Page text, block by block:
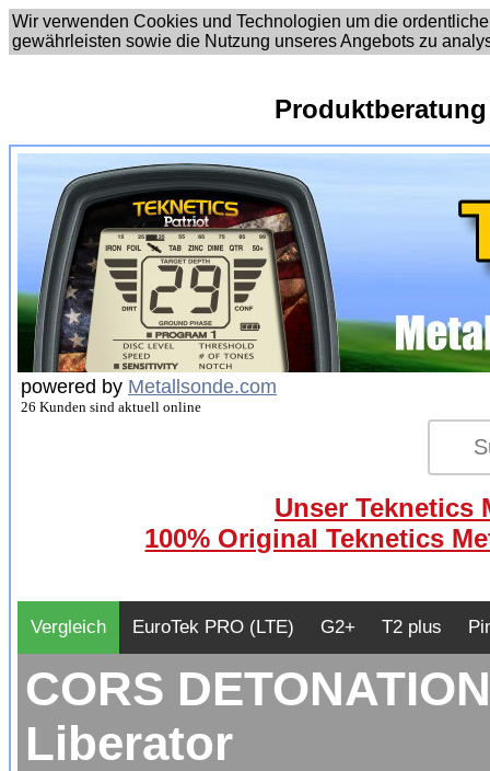
Wir verwenden Cookies und Technologien um die
gewährleisten sowie die Nutzung unseres Angebots zu
powered by Metallsonde.com
26 Kunden sind aktuell online
Unser Teknetics
100% Original Teknetics
Vergleich EuroTek PRO (LTE) G2+ T2 plus
CORS
Liberator